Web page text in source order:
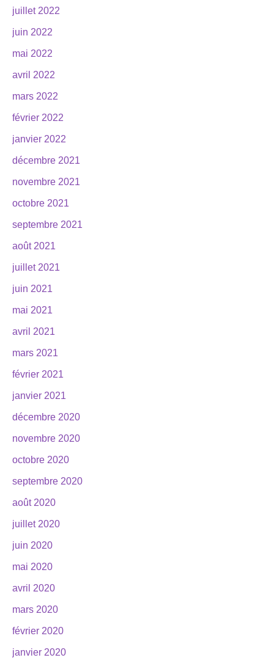
juillet 2022
juin 2022
mai 2022
avril 2022
mars 2022
février 2022
janvier 2022
décembre 2021
novembre 2021
octobre 2021
septembre 2021
août 2021
juillet 2021
juin 2021
mai 2021
avril 2021
mars 2021
février 2021
janvier 2021
décembre 2020
novembre 2020
octobre 2020
septembre 2020
août 2020
juillet 2020
juin 2020
mai 2020
avril 2020
mars 2020
février 2020
janvier 2020